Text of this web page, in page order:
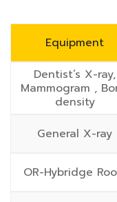
Equipment
Dentist’s X-ray,
Mammogram ,
density
General X-ray
OR-Hybridge